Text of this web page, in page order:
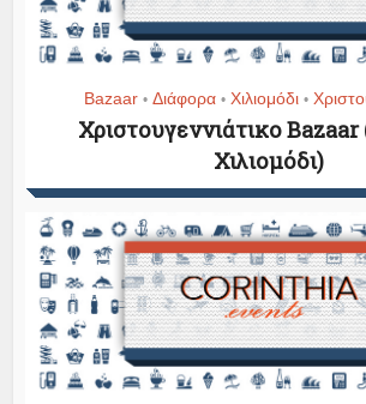
Bazaar • Διάφορα • Χιλιομόδι •
Χριστουγεννιάτικο Bazaar
Χιλιομόδι)